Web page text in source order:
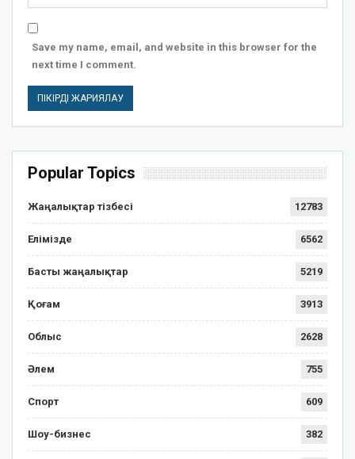
Save my name, email, and website in this browser for the
next time I comment.
Popular Topics
Жаңалықтар тізбесі 12783
Елімізде 6562
Басты жаңалықтар 5219
Қоғам 3913
Облыс 2628
Әлем 755
Спорт 609
Шоу-бизнес 382